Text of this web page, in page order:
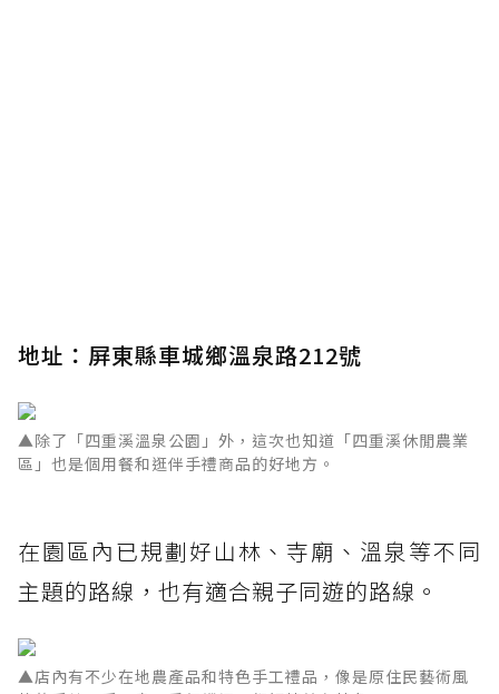
地址：屏東縣車城鄉溫泉路212號
▲除了「四重溪溫泉公園」外，這次也知道「四重溪休閒農業
區」也是個用餐和逛伴手禮商品的好地方。
在園區內已規劃好山林、寺廟、溫泉等不同
主題的路線，也有適合親子同遊的路線。
▲店內有不少在地農產品和特色手工禮品，像是原住民藝術風